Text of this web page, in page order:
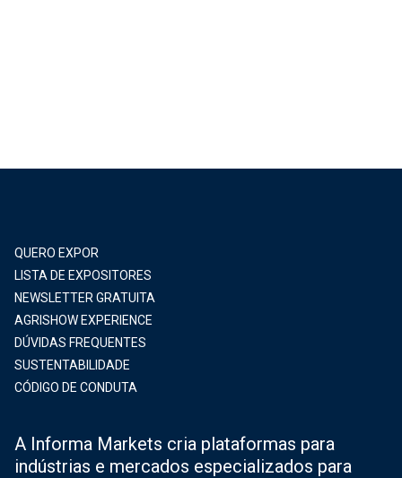
QUERO EXPOR
LISTA DE EXPOSITORES
NEWSLETTER GRATUITA
AGRISHOW EXPERIENCE
DÚVIDAS FREQUENTES
SUSTENTABILIDADE
CÓDIGO DE CONDUTA
A Informa Markets cria plataformas para
indústrias e mercados especializados para